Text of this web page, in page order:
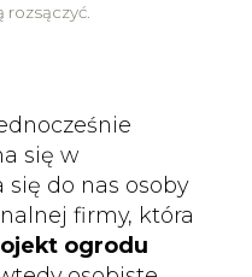
się w
się do nas osoby
firmy, która
ogrodu